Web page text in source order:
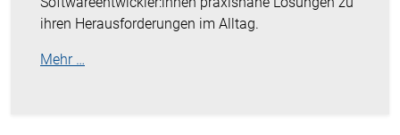
ihren Herausforderungen im Alltag.
Mehr …